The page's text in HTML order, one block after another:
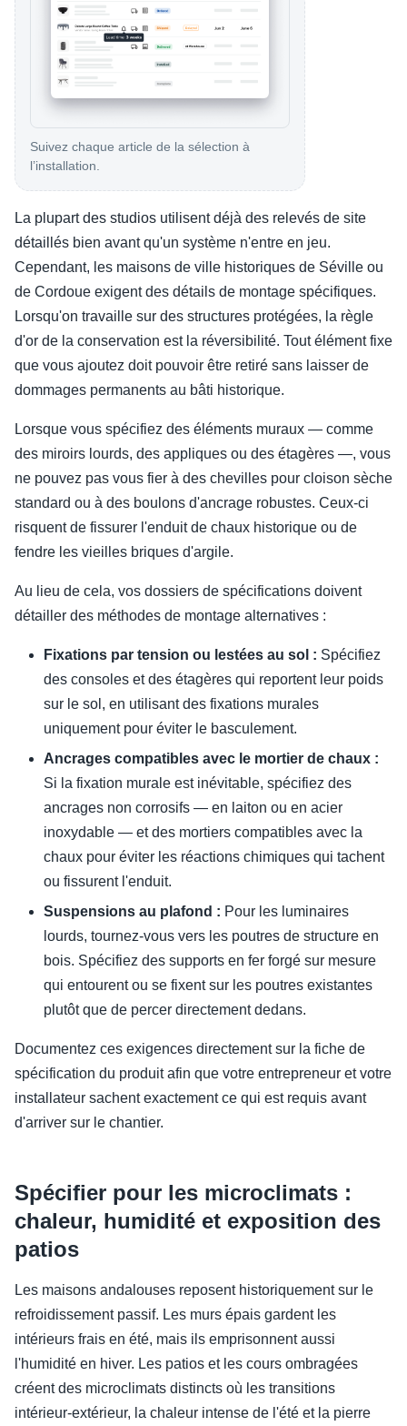
Suivez chaque article de la sélection à
l’installation.
La plupart des studios utilisent déjà des relevés de site
détaillés bien avant qu'un système n'entre en jeu.
Cependant, les maisons de ville historiques de Séville ou
de Cordoue exigent des détails de montage spécifiques.
Lorsqu'on travaille sur des structures protégées, la règle
d'or de la conservation est la réversibilité. Tout élément fixe
que vous ajoutez doit pouvoir être retiré sans laisser de
dommages permanents au bâti historique.
Lorsque vous spécifiez des éléments muraux — comme
des miroirs lourds, des appliques ou des étagères —, vous
ne pouvez pas vous fier à des chevilles pour cloison sèche
standard ou à des boulons d'ancrage robustes. Ceux-ci
risquent de fissurer l'enduit de chaux historique ou de
fendre les vieilles briques d'argile.
Au lieu de cela, vos dossiers de spécifications doivent
détailler des méthodes de montage alternatives :
Fixations par tension ou lestées au sol : Spécifiez
des consoles et des étagères qui reportent leur poids
sur le sol, en utilisant des fixations murales
uniquement pour éviter le basculement.
Ancrages compatibles avec le mortier de chaux :
Si la fixation murale est inévitable, spécifiez des
ancrages non corrosifs — en laiton ou en acier
inoxydable — et des mortiers compatibles avec la
chaux pour éviter les réactions chimiques qui tachent
ou fissurent l'enduit.
Suspensions au plafond : Pour les luminaires
lourds, tournez-vous vers les poutres de structure en
bois. Spécifiez des supports en fer forgé sur mesure
qui entourent ou se fixent sur les poutres existantes
plutôt que de percer directement dedans.
Documentez ces exigences directement sur la fiche de
spécification du produit afin que votre entrepreneur et votre
installateur sachent exactement ce qui est requis avant
d'arriver sur le chantier.
Spécifier pour les microclimats :
chaleur, humidité et exposition des
patios
Les maisons andalouses reposent historiquement sur le
refroidissement passif. Les murs épais gardent les
intérieurs frais en été, mais ils emprisonnent aussi
l'humidité en hiver. Les patios et les cours ombragées
créent des microclimats distincts où les transitions
intérieur-extérieur, la chaleur intense de l'été et la pierre